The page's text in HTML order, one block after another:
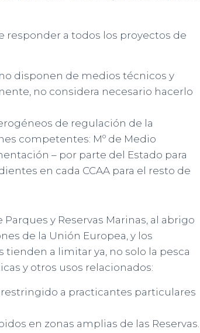
responder a todos los proyectos de
disponen de medios técnicos y
no considera necesario hacerlo
de regulación de la
competentes: Mº de Medio
– por parte del Estado para
en cada CCAA para el resto de
y Reservas Marinas, al abrigo
de la Unión Europea, y los
a limitar ya, no solo la pesca
y otros usos relacionados:
a practicantes particulares
en zonas amplias de las Reservas.